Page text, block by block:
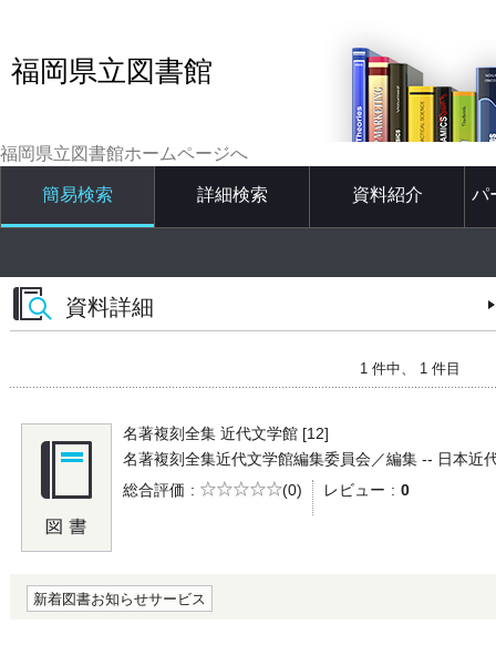
福岡県立図書館
福岡県立図書館ホームページへ
簡易検索 詳細検索 資料紹介 パ
資料詳細
1 件中、 1 件目
名著複刻全集 近代文学館 [12]
名著複刻全集近代文学館編集委員会／編集 -- 日本近
総合評価
5段階評価
(0) レビュー 0
新着図書お知らせサービス